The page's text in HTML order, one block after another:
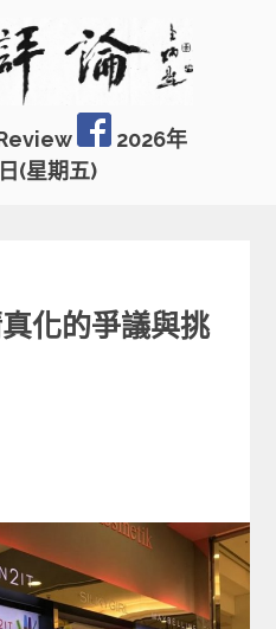
2026年
(星期五)
化的爭議與挑